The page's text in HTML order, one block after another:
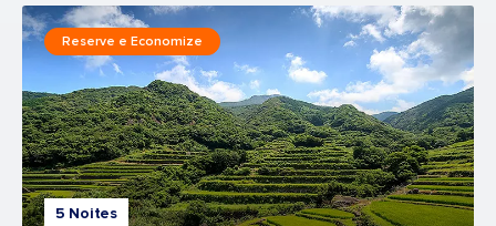
5 Noites
Reserve e Economize